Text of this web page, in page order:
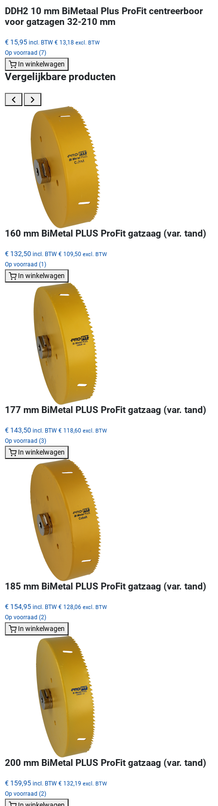
DDH2 10 mm BiMetaal Plus ProFit centreerboor
voor gatzagen 32-210 mm
€ 15,95 incl. BTW € 13,18 excl. BTW
Op voorraad (7)
In winkelwagen
Vergelijkbare producten
160 mm BiMetal PLUS ProFit gatzaag (var. tand)
€ 132,50 incl. BTW € 109,50 excl. BTW
Op voorraad (1)
In winkelwagen
177 mm BiMetal PLUS ProFit gatzaag (var. tand)
€ 143,50 incl. BTW € 118,60 excl. BTW
Op voorraad (3)
In winkelwagen
185 mm BiMetal PLUS ProFit gatzaag (var. tand)
€ 154,95 incl. BTW € 128,06 excl. BTW
Op voorraad (2)
In winkelwagen
200 mm BiMetal PLUS ProFit gatzaag (var. tand)
€ 159,95 incl. BTW € 132,19 excl. BTW
Op voorraad (2)